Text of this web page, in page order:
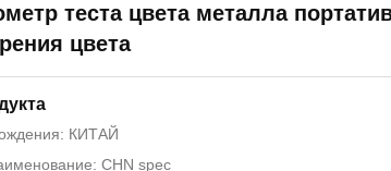
теста цвета металла
цвета
КИТАЙ
CHN spec